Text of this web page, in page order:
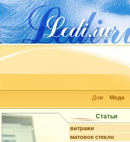
Дом Мода
Статьи
витражи
матовое стекло